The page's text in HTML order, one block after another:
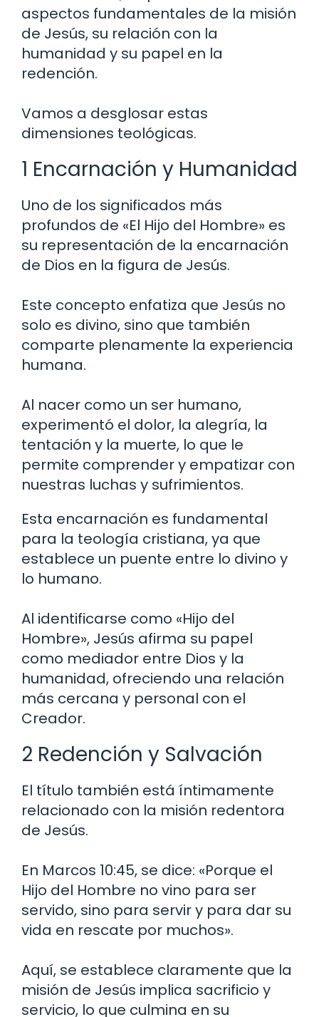
aspectos fundamentales de la misión
de Jesús, su relación con la
humanidad y su papel en la
redención.
Vamos a desglosar estas
dimensiones teológicas.
1 Encarnación y Humanidad
Uno de los significados más
profundos de «El Hijo del Hombre» es
su representación de la encarnación
de Dios en la figura de Jesús.
Este concepto enfatiza que Jesús no
solo es divino, sino que también
comparte plenamente la experiencia
humana.
Al nacer como un ser humano,
experimentó el dolor, la alegría, la
tentación y la muerte, lo que le
permite comprender y empatizar con
nuestras luchas y sufrimientos.
Esta encarnación es fundamental
para la teología cristiana, ya que
establece un puente entre lo divino y
lo humano.
Al identificarse como «Hijo del
Hombre», Jesús afirma su papel
como mediador entre Dios y la
humanidad, ofreciendo una relación
más cercana y personal con el
Creador.
2 Redención y Salvación
El título también está íntimamente
relacionado con la misión redentora
de Jesús.
En Marcos 10:45, se dice: «Porque el
Hijo del Hombre no vino para ser
servido, sino para servir y para dar su
vida en rescate por muchos».
Aquí, se establece claramente que la
misión de Jesús implica sacrificio y
servicio, lo que culmina en su